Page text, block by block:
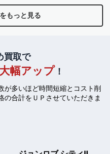
もっと見る
買取で
幅アップ！
が多いほど時間短縮とコスト削
の合計をＵＰさせていただきま